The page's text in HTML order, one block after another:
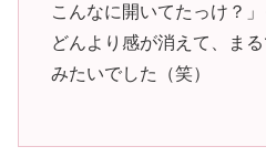
こんなに開いてたっけ？」
どんより感が消えて、ま
みたいでした（笑）